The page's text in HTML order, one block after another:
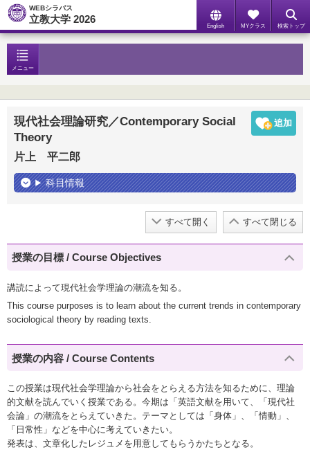
WEBシラバス
立教大学 2026
English MYクラス 検索トップ
メニュー
現代社会理論研究／Contemporary Social
Theory
片上 平二郎
科目情報
すべて開く すべて閉じる
授業の目標 / Course Objectives
講読によって現代社会学理論の潮流を知る。
This course purposes is to learn about the current trends in contemporary
sociological theory by reading texts.
授業の内容 / Course Contents
この授業は現代社会学理論から社会をとらえる方法を知るために、理論
的文献を読んでいく授業である。今期は「英語文献を用いて、「現代社
会論」の潮流をとらえていきた。テーマとしては「身体」、「情動」、
「日常性」などを中心に考えていきたい。
発表は、文章化したレジュメを用意してもらうかたちとなる。